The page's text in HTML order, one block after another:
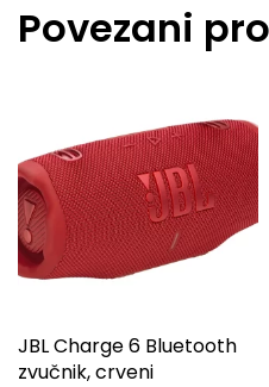
Povezani
JBL Charge 6 Bluetooth
zvučnik, crveni